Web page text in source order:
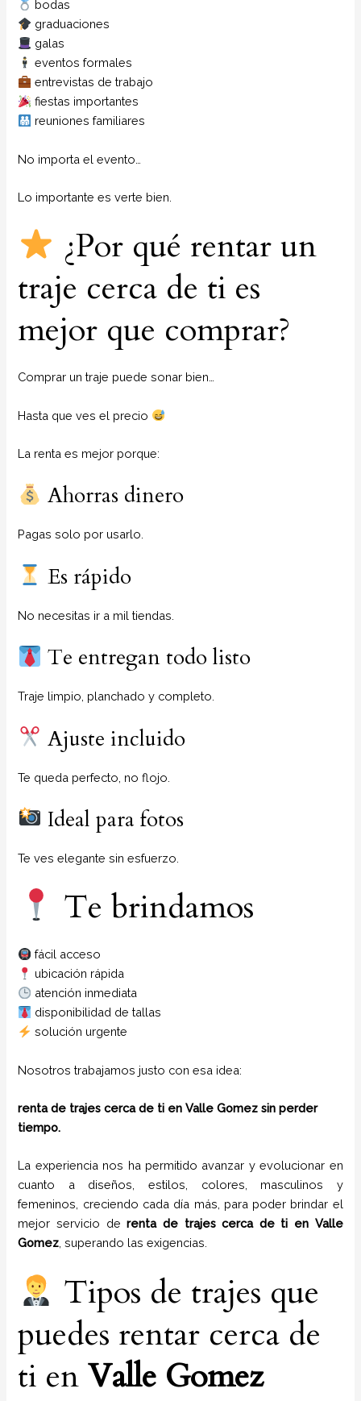
bodas
graduaciones
galas
eventos formales
entrevistas de trabajo
fiestas importantes
reuniones familiares
No importa el evento…
Lo importante es verte bien.
¿Por qué rentar un
traje cerca de ti es
mejor que comprar?
Comprar un traje puede sonar bien…
Hasta que ves el precio
La renta es mejor porque:
Ahorras dinero
Pagas solo por usarlo.
Es rápido
No necesitas ir a mil tiendas.
Te entregan todo listo
Traje limpio, planchado y completo.
Ajuste incluido
Te queda perfecto, no flojo.
Ideal para fotos
Te ves elegante sin esfuerzo.
Te brindamos
fácil acceso
ubicación rápida
atención inmediata
disponibilidad de tallas
solución urgente
Nosotros trabajamos justo con esa idea:
renta de trajes cerca de ti en Valle Gomez sin perder
tiempo.
La experiencia nos ha permitido avanzar y evolucionar en
cuanto a diseños, estilos, colores, masculinos y
femeninos, creciendo cada día más, para poder brindar el
mejor servicio derenta de trajes cerca de ti en Valle
Gomez , superando las exigencias.
Tipos de trajes que
puedes rentar cerca de
ti enValle Gomez